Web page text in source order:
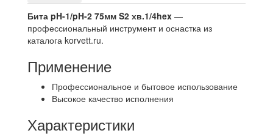
Бита pH-1/pH-2 75мм S2 хв.1/4hex —
профессиональный инструмент и оснастка из
каталога korvett.ru.
Применение
Профессиональное и бытовое использование
Высокое качество исполнения
Характеристики